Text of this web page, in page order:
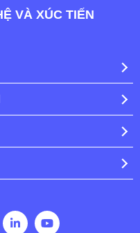
VÀ XÚC TIẾN